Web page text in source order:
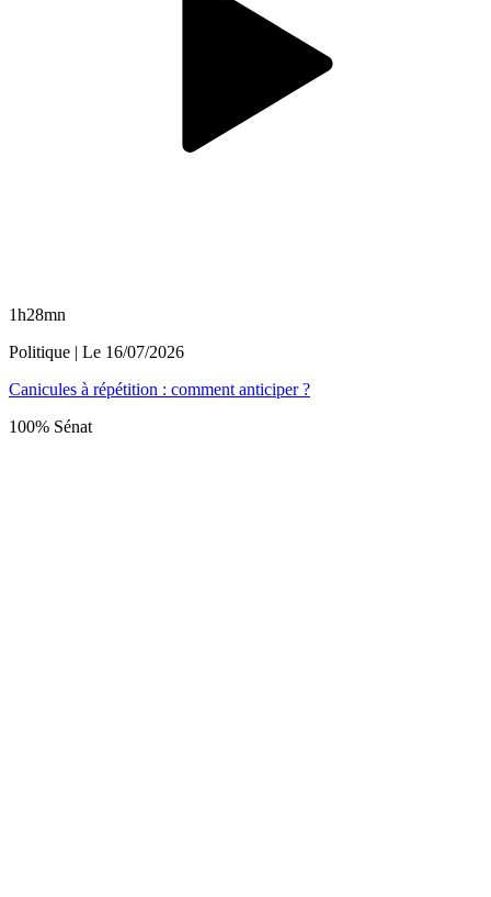
1h28mn
Politique | Le 16/07/2026
Canicules à répétition : comment anticiper ?
100% Sénat